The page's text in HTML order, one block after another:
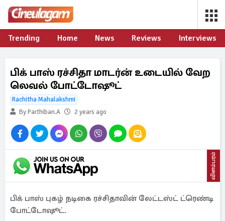
Trending Home News Reviews Interviews
பிக் பாஸ் ரச்சிதா மாடர்ன் உடையில் வேற
லெவல் போட்டோஷூட்
Rachitha Mahalakshmi
By Parthiban.A
2 years ago
விளம்பரம்
பிக் பாஸ் புகழ் நடிகை ரச்சிதாவின் லேட்டஸ்ட் ட்ரெண்டி
போட்டோஷூட்.